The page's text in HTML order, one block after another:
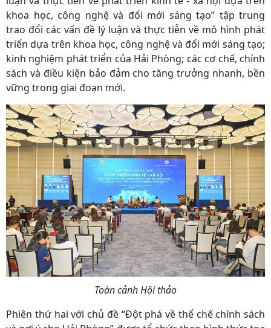
khoa học, công nghệ và đổi mới sáng tạo” tập trung
trao đổi các vấn đề lý luận và thực tiễn về mô hình phát
triển dựa trên khoa học, công nghệ và đổi mới sáng tạo;
kinh nghiệm phát triển của Hải Phòng; các cơ chế, chính
sách và điều kiện bảo đảm cho tăng trưởng nhanh, bền
vững trong giai đoạn mới.
Toàn cảnh Hội thảo
Phiên thứ hai với chủ đề “Đột phá về thể chế chính sách